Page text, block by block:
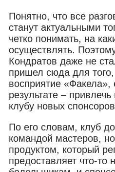
Понятно, что все
станут актуальными
четко понимать, на
осуществлять.
Кондратов даже не
пришел сюда для
восприятие «Факела»,
результате –
клубу новых
По его словам, клуб
командой мастеров,
продуктом, который
предоставляет что-то